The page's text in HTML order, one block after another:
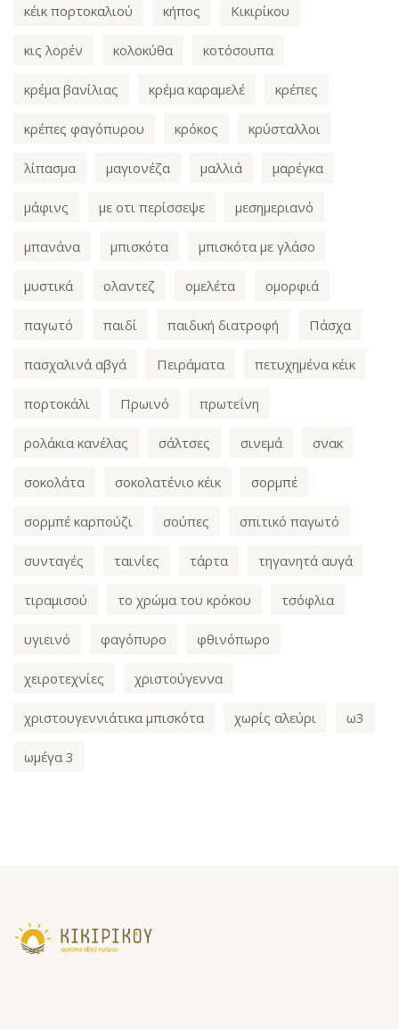
κέικ πορτοκαλιού κήπος Κικιρίκου
κις λορέν κολοκύθα κοτόσουπα
κρέμα βανίλιας κρέμα καραμελέ κρέπες
κρέπες φαγόπυρου κρόκος κρύσταλλοι
λίπασμα μαγιονέζα μαλλιά μαρέγκα
μάφινς με οτι περίσσεψε μεσημεριανό
μπανάνα μπισκότα μπισκότα με γλάσο
μυστικά ολαντεζ ομελέτα ομορφιά
παγωτό παιδί παιδική διατροφή Πάσχα
πασχαλινά αβγά Πειράματα πετυχημένα κέικ
πορτοκάλι Πρωινό πρωτεΐνη
ρολάκια κανέλας σάλτσες σινεμά σνακ
σοκολάτα σοκολατένιο κέικ σορμπέ
σορμπέ καρπούζι σούπες σπιτικό παγωτό
συνταγές ταινίες τάρτα τηγανητά αυγά
τιραμισού το χρώμα του κρόκου τσόφλια
υγιεινό φαγόπυρο φθινόπωρο
χειροτεχνίες χριστούγεννα
χριστουγεννιάτικα μπισκότα χωρίς αλεύρι ω3
ωμέγα 3